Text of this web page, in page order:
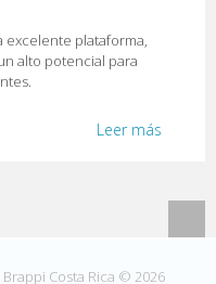
excelente plataforma,
alto potencial para
Leer más
Brappi Costa Rica © 2026